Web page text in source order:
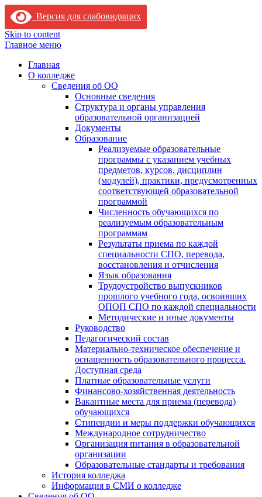
Версия для слабовидящих
Skip to content
Главное меню
Главная
О колледже
Сведения об ОО
Основные сведения
Структура и органы управления
образовательной организацией
Документы
Образование
Реализуемые образовательные
программы с указанием учебных
предметов, курсов, дисциплин
(модулей), практики, предусмотренных
соответствующей образовательной
программой
Численность обучающихся по
реализуемым образовательным
программам
Результаты приема по каждой
специальности СПО, перевода,
восстановления и отчисления
Язык образования
Трудоустройство выпускников
прошлого учебного года, освоивших
ОПОП СПО по каждой специальности
Методические и иные документы
Руководство
Педагогический состав
Материально-техническое обеспечение и
оснащенность образовательного процесса.
Доступная среда
Платные образовательные услуги
Финансово-хозяйственная деятельность
Вакантные места для приема (перевода)
обучающихся
Стипендии и меры поддержки обучающихся
Международное сотрудничество
Организация питания в образовательной
организации
Образовательные стандарты и требования
История колледжа
Информация в СМИ о колледже